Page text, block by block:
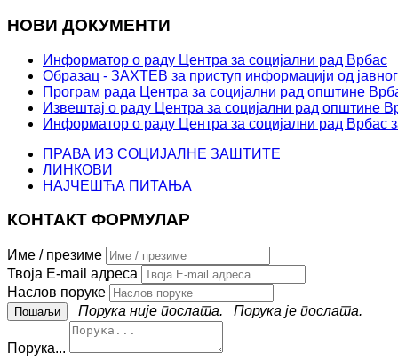
НОВИ ДОКУМЕНТИ
Информатор о раду Центра за социјални рад Врбас
Образац - ЗАХТЕВ за приступ информацији од јавног
Програм рада Центра за социјални рад општине
Извештај о раду Центра за социјални рад општине
Информатор о раду Центра за социјални рад Врбас
ПРАВА ИЗ СОЦИЈАЛНЕ ЗАШТИТЕ
ЛИНКОВИ
НАЈЧЕШЋА ПИТАЊА
КОНТАКТ ФОРМУЛАР
Име / презиме
Твоја E-mail адреса
Наслов поруке
Порука није послата.
Порука је послата.
Порука...